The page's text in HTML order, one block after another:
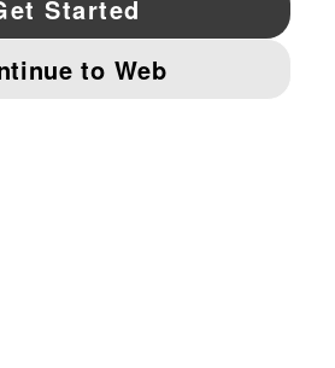
IMPRINT AND LEGAL DATA